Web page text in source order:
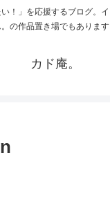
い！」を応援するブログ。
。の作品置き場でもあります
カド庵。